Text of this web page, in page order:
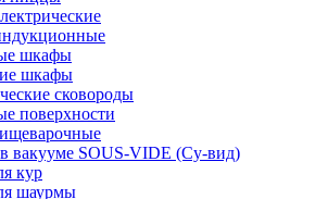
шкафы
шкафы
сковороды
поверхности
в вакууме SOUS-VIDE (Су-вид)
кур
шаурмы